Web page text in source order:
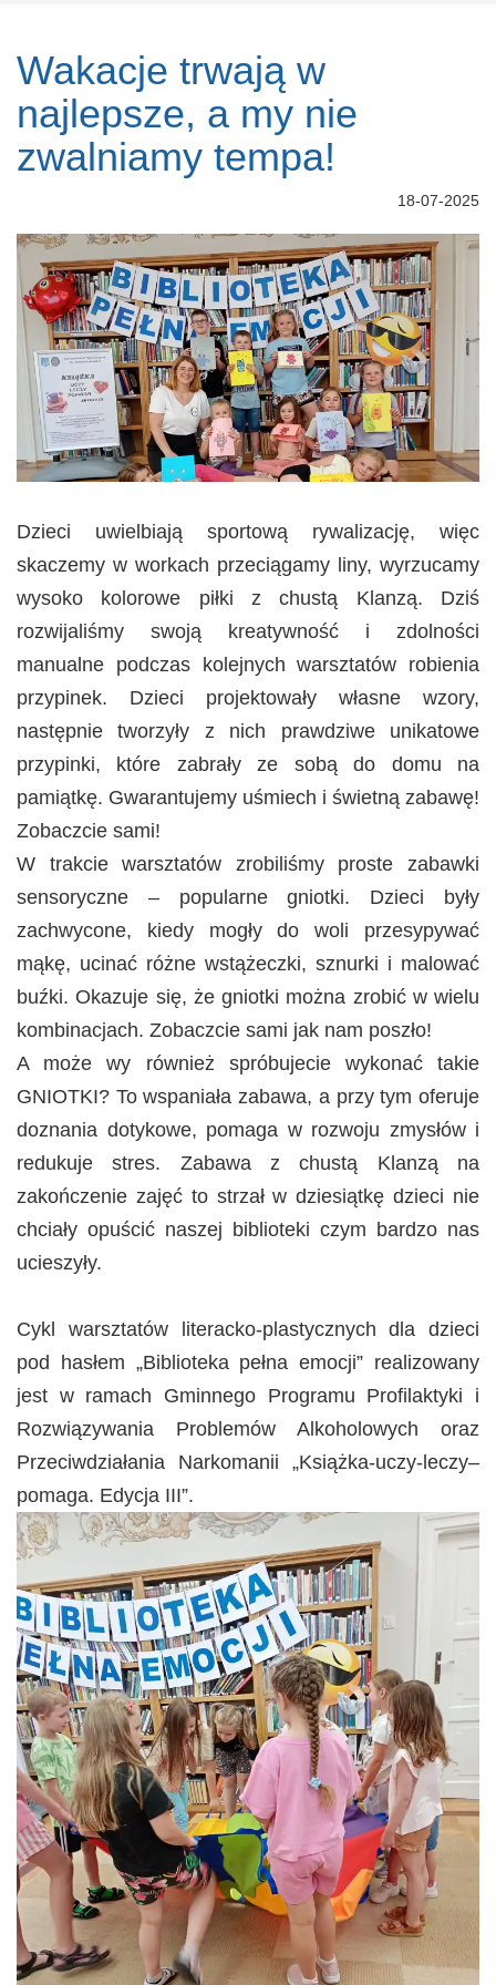
Wakacje trwają w
najlepsze, a my nie
zwalniamy tempa!
18-07-2025
Dzieci uwielbiają sportową rywalizację, więc
skaczemy w workach przeciągamy liny, wyrzucamy
wysoko kolorowe piłki z chustą Klanzą. Dziś
rozwijaliśmy swoją kreatywność i zdolności
manualne podczas kolejnych warsztatów robienia
przypinek. Dzieci projektowały własne wzory,
następnie tworzyły z nich prawdziwe unikatowe
przypinki, które zabrały ze sobą do domu na
pamiątkę. Gwarantujemy uśmiech i świetną zabawę!
Zobaczcie sami!
W trakcie warsztatów zrobiliśmy proste zabawki
sensoryczne – popularne gniotki. Dzieci były
zachwycone, kiedy mogły do woli przesypywać
mąkę, ucinać różne wstążeczki, sznurki i malować
buźki. Okazuje się, że gniotki można zrobić w wielu
kombinacjach. Zobaczcie sami jak nam poszło!
A może wy również spróbujecie wykonać takie
GNIOTKI? To wspaniała zabawa, a przy tym oferuje
doznania dotykowe, pomaga w rozwoju zmysłów i
redukuje stres. Zabawa z chustą Klanzą na
zakończenie zajęć to strzał w dziesiątkę dzieci nie
chciały opuścić naszej biblioteki czym bardzo nas
ucieszyły.
Cykl warsztatów literacko-plastycznych dla dzieci
pod hasłem „Biblioteka pełna emocji” realizowany
jest w ramach Gminnego Programu Profilaktyki i
Rozwiązywania Problemów Alkoholowych oraz
Przeciwdziałania Narkomanii „Książka-uczy-leczy–
pomaga. Edycja III”.